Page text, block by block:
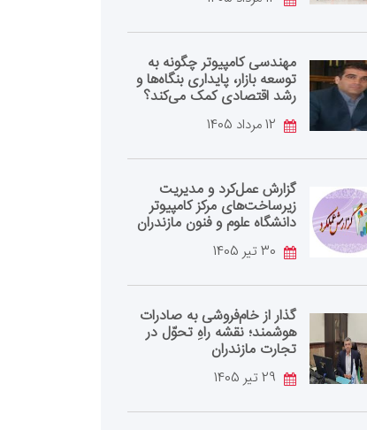
مهندسی کامپیوتر چگونه به
توسعه بازار، پایداری بنگاه‌ها و
رشد اقتصادی کمک می‌کند؟
گزارش عمل‌کرد و مدیریت
زیرساخت‌های مرکز کامپیوتر
دانشگاه علوم و فنون مازندران
گذار از خام‌فروشی به صادرات
هوشمند؛ نقشه راهِ تحوّل در
تجارت مازندران